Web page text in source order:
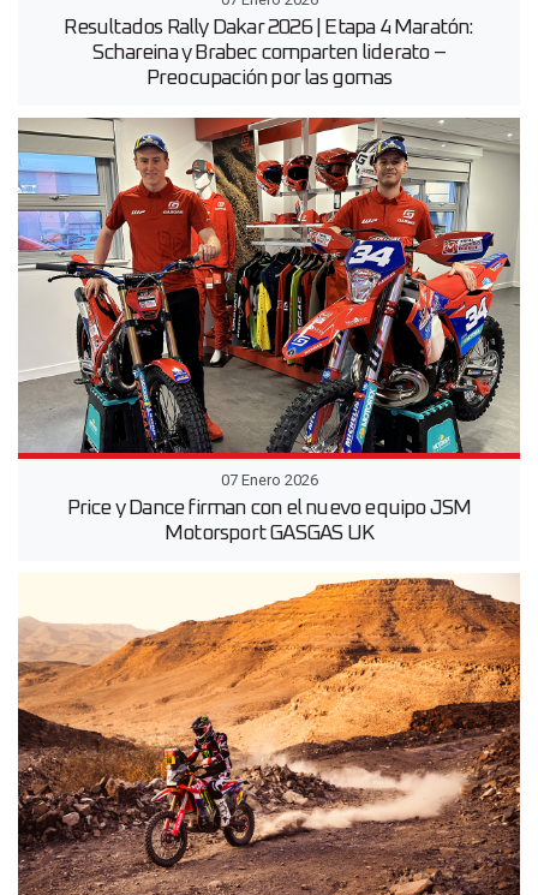
Resultados Rally Dakar 2026 | Etapa 4 Maratón:
Schareina y Brabec comparten liderato –
Preocupación por las gomas
07 Enero 2026
Price y Dance firman con el nuevo equipo JSM
Motorsport GASGAS UK